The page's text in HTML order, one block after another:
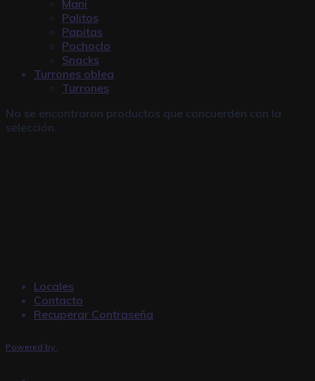
Maní
Palitos
Papitas
Pochoclo
Snacks
Turrones oblea
Turrones
No se encontraron productos que concuerden con la
selección.
Locales
Contacto
Recuperar Contraseña
Powered by